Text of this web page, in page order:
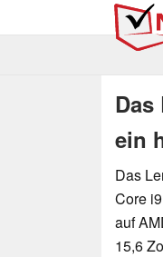
Das
ein
Das
Core
auf
15,6